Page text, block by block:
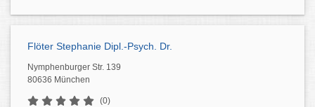
Flöter Stephanie Dipl.-Psych. Dr.
Nymphenburger Str. 139
80636 München
(0)